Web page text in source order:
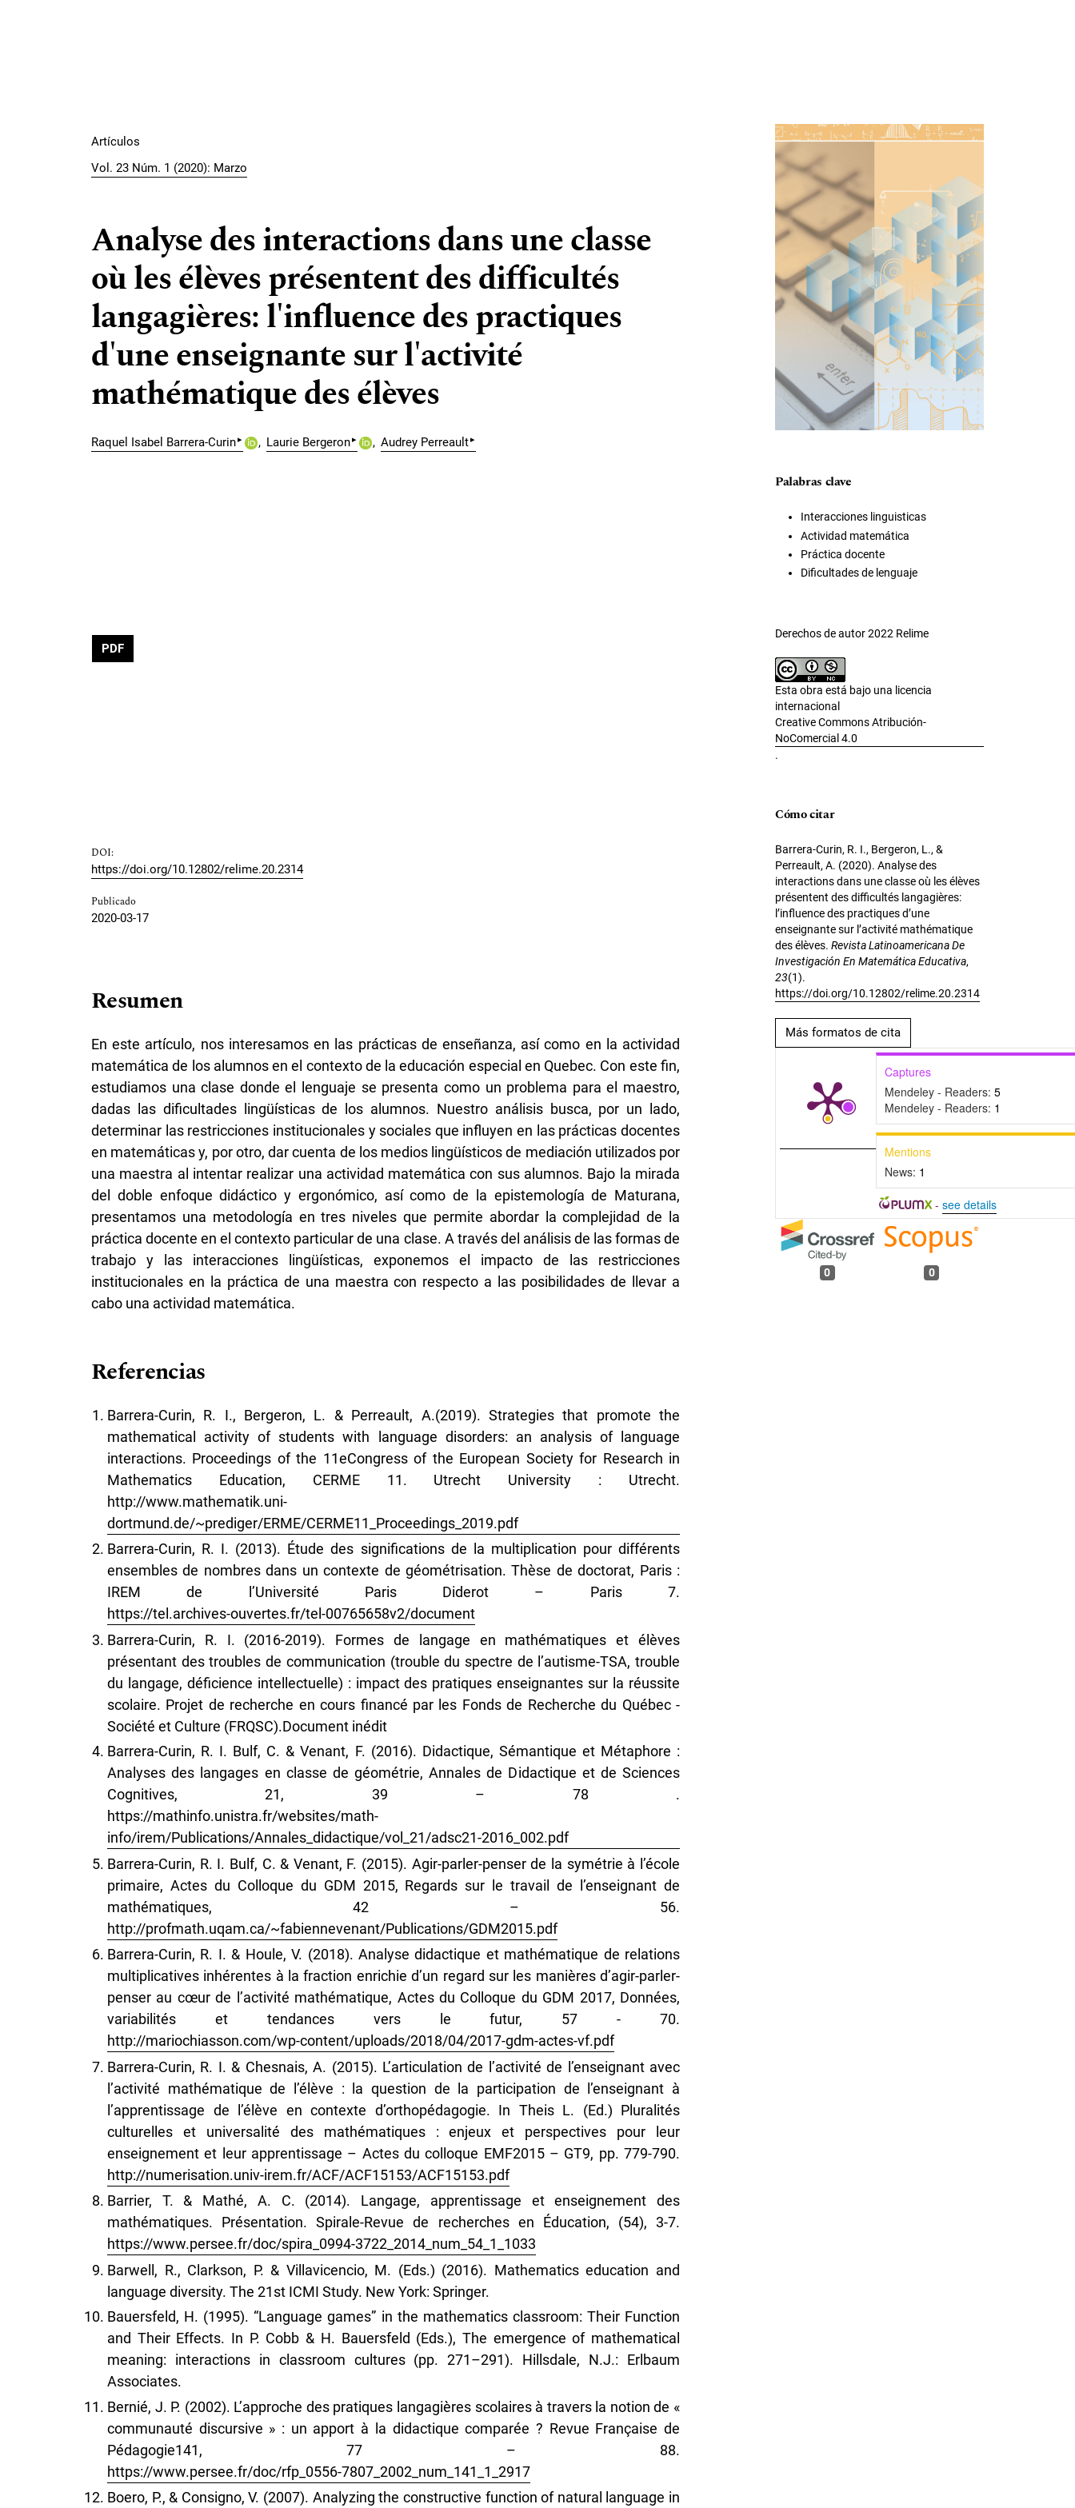
Artículos
Vol. 23 Núm. 1 (2020): Marzo
Analyse des interactions dans une classe
où les élèves présentent des difficultés
langagières: l'influence des practiques
d'une enseignante sur l'activité
mathématique des élèves
Raquel Isabel Barrera-Curin▸ Laurie Bergeron▸ Audrey Perreault▸
PDF
DOI:
https://doi.org/10.12802/relime.20.2314
Publicado
2020-03-17
Resumen
En este artículo, nos interesamos en las prácticas de enseñanza, así como en la actividad
matemática de los alumnos en el contexto de la educación especial en Quebec. Con este fin,
estudiamos una clase donde el lenguaje se presenta como un problema para el maestro,
dadas las dificultades lingüísticas de los alumnos. Nuestro análisis busca, por un lado,
determinar las restricciones institucionales y sociales que influyen en las prácticas docentes
en matemáticas y, por otro, dar cuenta de los medios lingüísticos de mediación utilizados por
una maestra al intentar realizar una actividad matemática con sus alumnos. Bajo la mirada
del doble enfoque didáctico y ergonómico, así como de la epistemología de Maturana,
presentamos una metodología en tres niveles que permite abordar la complejidad de la
práctica docente en el contexto particular de una clase. A través del análisis de las formas de
trabajo y las interacciones lingüísticas, exponemos el impacto de las restricciones
institucionales en la práctica de una maestra con respecto a las posibilidades de llevar a
cabo una actividad matemática.
Referencias
Barrera-Curin, R. I., Bergeron, L. & Perreault, A.(2019). Strategies that promote the
mathematical activity of students with language disorders: an analysis of language
interactions. Proceedings of the 11eCongress of the European Society for Research in
Mathematics Education, CERME 11. Utrecht University : Utrecht.
http://www.mathematik.uni-
dortmund.de/~prediger/ERME/CERME11_Proceedings_2019.pdf
Barrera-Curin, R. I. (2013). Étude des significations de la multiplication pour différents
ensembles de nombres dans un contexte de géométrisation. Thèse de doctorat, Paris :
IREM de l’Université Paris Diderot – Paris 7.
https://tel.archives-ouvertes.fr/tel-00765658v2/document
Barrera-Curin, R. I. (2016-2019). Formes de langage en mathématiques et élèves
présentant des troubles de communication (trouble du spectre de l’autisme-TSA, trouble
du langage, déficience intellectuelle) : impact des pratiques enseignantes sur la réussite
scolaire. Projet de recherche en cours financé par les Fonds de Recherche du Québec -
Société et Culture (FRQSC).Document inédit
Barrera-Curin, R. I. Bulf, C. & Venant, F. (2016). Didactique, Sémantique et Métaphore :
Analyses des langages en classe de géométrie, Annales de Didactique et de Sciences
Cognitives, 21, 39 – 78 .
https://mathinfo.unistra.fr/websites/math-
info/irem/Publications/Annales_didactique/vol_21/adsc21-2016_002.pdf
Barrera-Curin, R. I. Bulf, C. & Venant, F. (2015). Agir-parler-penser de la symétrie à l’école
primaire, Actes du Colloque du GDM 2015, Regards sur le travail de l’enseignant de
mathématiques, 42 – 56.
http://profmath.uqam.ca/~fabiennevenant/Publications/GDM2015.pdf
Barrera-Curin, R. I. & Houle, V. (2018). Analyse didactique et mathématique de relations
multiplicatives inhérentes à la fraction enrichie d’un regard sur les manières d’agir-parler-
penser au cœur de l’activité mathématique, Actes du Colloque du GDM 2017, Données,
variabilités et tendances vers le futur, 57 - 70.
http://mariochiasson.com/wp-content/uploads/2018/04/2017-gdm-actes-vf.pdf
Barrera-Curin, R. I. & Chesnais, A. (2015). L’articulation de l’activité de l’enseignant avec
l’activité mathématique de l’élève : la question de la participation de l’enseignant à
l’apprentissage de l’élève en contexte d’orthopédagogie. In Theis L. (Ed.) Pluralités
culturelles et universalité des mathématiques : enjeux et perspectives pour leur
enseignement et leur apprentissage – Actes du colloque EMF2015 – GT9, pp. 779-790.
http://numerisation.univ-irem.fr/ACF/ACF15153/ACF15153.pdf
Barrier, T. & Mathé, A. C. (2014). Langage, apprentissage et enseignement des
mathématiques. Présentation. Spirale-Revue de recherches en Éducation, (54), 3-7.
https://www.persee.fr/doc/spira_0994-3722_2014_num_54_1_1033
Barwell, R., Clarkson, P. & Villavicencio, M. (Eds.) (2016). Mathematics education and
language diversity. The 21st ICMI Study. New York: Springer.
Bauersfeld, H. (1995). “Language games” in the mathematics classroom: Their Function
and Their Effects. In P. Cobb & H. Bauersfeld (Eds.), The emergence of mathematical
meaning: interactions in classroom cultures (pp. 271–291). Hillsdale, N.J.: Erlbaum
Associates.
Bernié, J. P. (2002). L’approche des pratiques langagières scolaires à travers la notion de «
communauté discursive » : un apport à la didactique comparée ? Revue Française de
Pédagogie141, 77 – 88.
https://www.persee.fr/doc/rfp_0556-7807_2002_num_141_1_2917
Boero, P., & Consigno, V. (2007). Analyzing the constructive function of natural language in
Imagen de portada
Palabras clave
Interacciones linguisticas
Actividad matemática
Práctica docente
Dificultades de lenguaje
Derechos de autor 2022 Relime
Esta obra está bajo una licencia
internacional
Creative Commons Atribución-
NoComercial 4.0
.
Cómo citar
Barrera-Curin, R. I., Bergeron, L., &
Perreault, A. (2020). Analyse des
interactions dans une classe où les élèves
présentent des difficultés langagières:
l’influence des practiques d’une
enseignante sur l’activité mathématique
des élèves. Revista Latinoamericana De
Investigación En Matemática Educativa,
23(1).
https://doi.org/10.12802/relime.20.2314
Más formatos de cita
Captures
Mendeley - Readers: 5
Mendeley - Readers: 1
Mentions
News: 1
- see details
0 0